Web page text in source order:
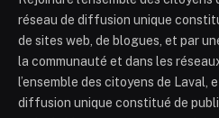
réseau de diffusion unique
de sites web, de blogues, et par
la communauté et dans les
l’ensemble des citoyens de Laval,
diffusion unique constitué de